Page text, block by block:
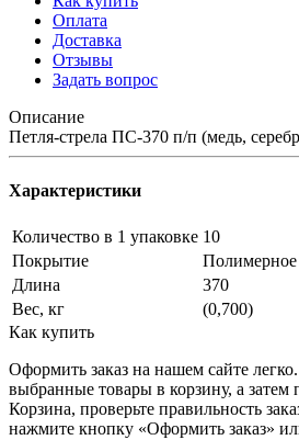
Оплата
Доставка
Отзывы
Задать вопрос
Описание
Петля-стрела ПС-370 п/п (медь,
Характеристики
Количество в 1 упаковке 10
Покрытие
Полимерное
Длина
370
Вес, кг
(0,700)
Как купить
Оформить заказ на нашем сайте
выбранные товары в корзину, а затем
Корзина, проверьте правильность
нажмите кнопку «Оформить заказ»